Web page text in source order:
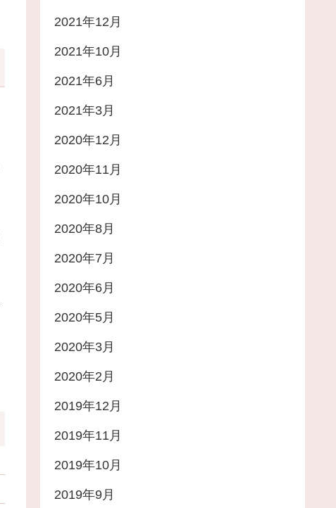
2021年12月
2021年10月
2021年6月
2021年3月
2020年12月
2020年11月
2020年10月
2020年8月
2020年7月
2020年6月
2020年5月
2020年3月
2020年2月
2019年12月
2019年11月
2019年10月
2019年9月